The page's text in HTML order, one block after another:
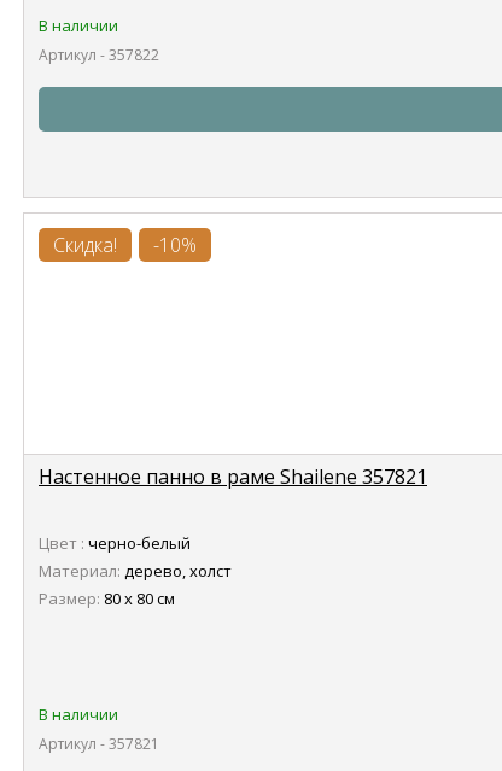
В наличии
Артикул - 357822
Скидка! -10%
Настенное панно в раме Shailene 357821
Цвет : черно-белый
Материал: дерево, холст
Размер: 80 х 80 см
В наличии
Артикул - 357821